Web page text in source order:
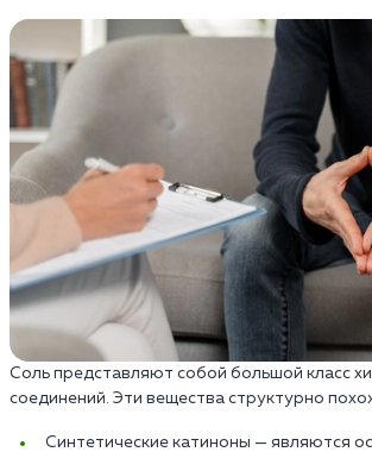
Соль представляют собой большой класс
соединений. Эти вещества структурно
Синтетические катиноны — являются